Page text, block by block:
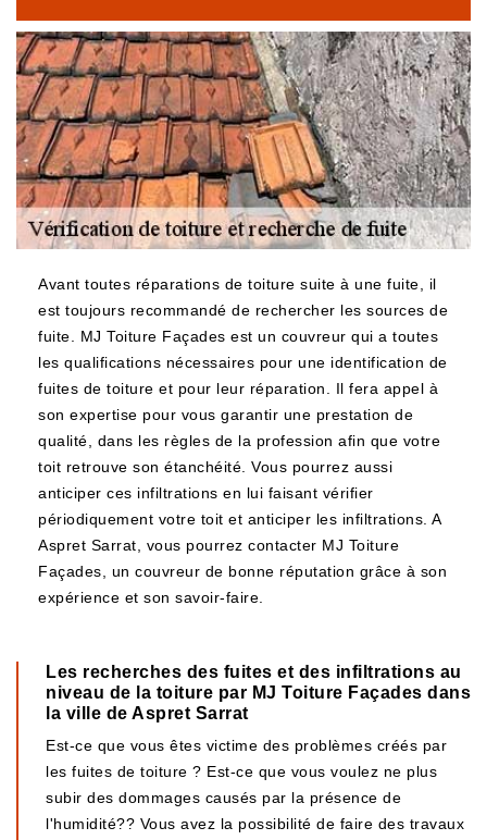
Avant toutes réparations de toiture suite à une fuite, il
est toujours recommandé de rechercher les sources de
fuite. MJ Toiture Façades est un couvreur qui a toutes
les qualifications nécessaires pour une identification de
fuites de toiture et pour leur réparation. Il fera appel à
son expertise pour vous garantir une prestation de
qualité, dans les règles de la profession afin que votre
toit retrouve son étanchéité. Vous pourrez aussi
anticiper ces infiltrations en lui faisant vérifier
périodiquement votre toit et anticiper les infiltrations. A
Aspret Sarrat, vous pourrez contacter MJ Toiture
Façades, un couvreur de bonne réputation grâce à son
expérience et son savoir-faire.
Les recherches des fuites et des infiltrations au
niveau de la toiture par MJ Toiture Façades dans
la ville de Aspret Sarrat
Est-ce que vous êtes victime des problèmes créés par
les fuites de toiture ? Est-ce que vous voulez ne plus
subir des dommages causés par la présence de
l'humidité?? Vous avez la possibilité de faire des travaux